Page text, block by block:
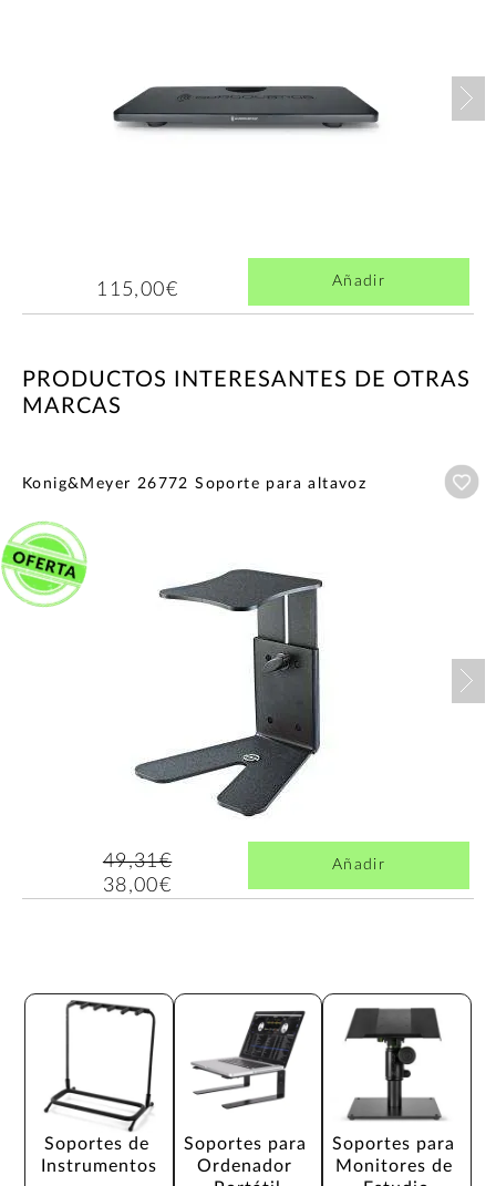
115,00€ Añadir
PRODUCTOS INTERESANTES DE OTRAS
MARCAS
Konig&Meyer 26772 Soporte para altavoz
49,31€
38,00€
Añadir
Soportes de
Instrumentos
Soportes para
Ordenador
Soportes para
Monitores de